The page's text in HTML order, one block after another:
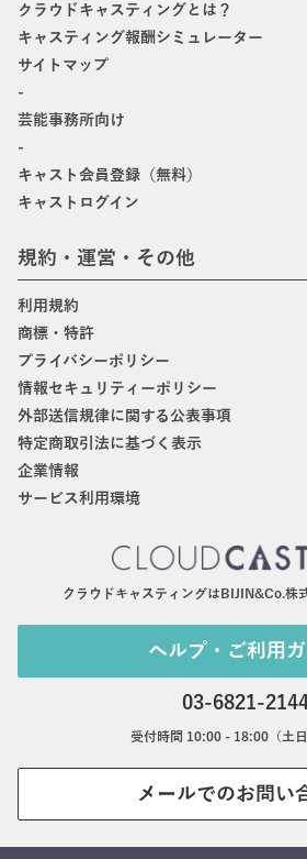
クラウドキャスティングとは？
キャスティング報酬シミュレーター
サイトマップ
-
芸能事務所向け
-
キャスト会員登録（無料）
キャストログイン
規約・運営・その他
利用規約
商標・特許
プライバシーポリシー
情報セキュリティーポリシー
外部送信規律に関する公表事項
特定商取引法に基づく表示
企業情報
サービス利用環境
クラウドキャスティングはBIJIN&Co.株
ヘルプ・ご利用
03-6821-
受付時間 10:00 - 18:00（土日
メールでのお問い